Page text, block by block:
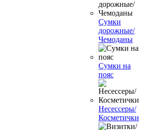
Сумки
дорожные/
Чемоданы
Сумки на
пояс
Несессеры/
Косметички